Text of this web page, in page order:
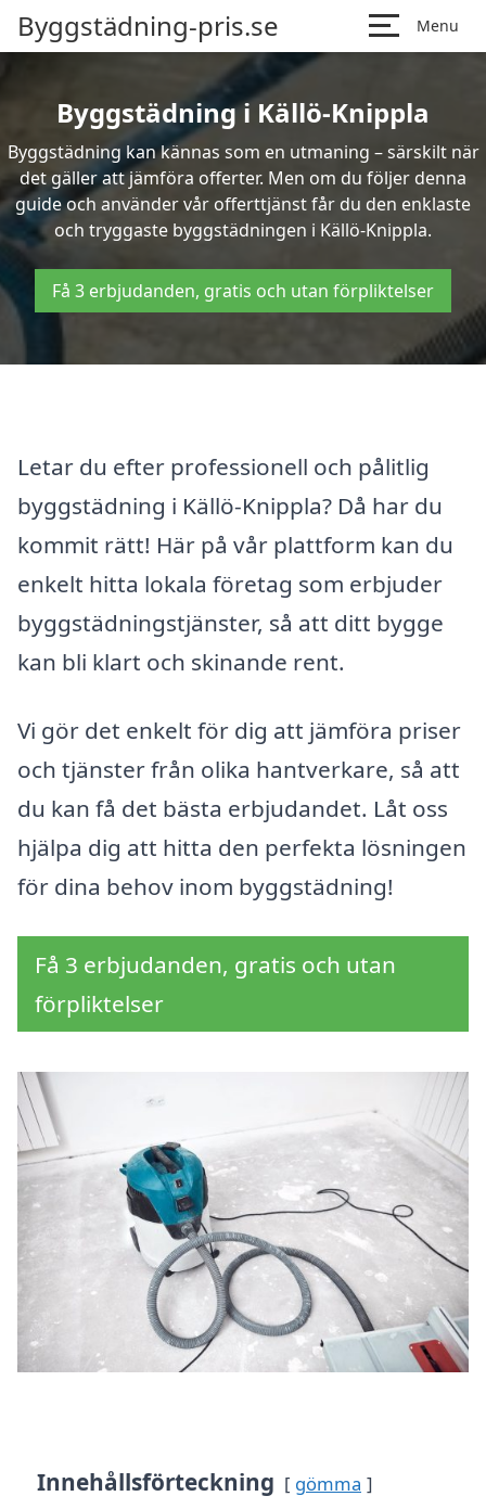
Byggstädning-pris.se Menu
Byggstädning i Källö-Knippla
Byggstädning kan kännas som en utmaning – särskilt när
det gäller att jämföra offerter. Men om du följer denna
guide och använder vår offerttjänst får du den enklaste
och tryggaste byggstädningen i Källö-Knippla.
Få 3 erbjudanden, gratis och utan förpliktelser
Letar du efter professionell och pålitlig
byggstädning i Källö-Knippla? Då har du
kommit rätt! Här på vår plattform kan du
enkelt hitta lokala företag som erbjuder
byggstädningstjänster, så att ditt bygge
kan bli klart och skinande rent.
Vi gör det enkelt för dig att jämföra priser
och tjänster från olika hantverkare, så att
du kan få det bästa erbjudandet. Låt oss
hjälpa dig att hitta den perfekta lösningen
för dina behov inom byggstädning!
Få 3 erbjudanden, gratis och utan
förpliktelser
Innehållsförteckning gömma